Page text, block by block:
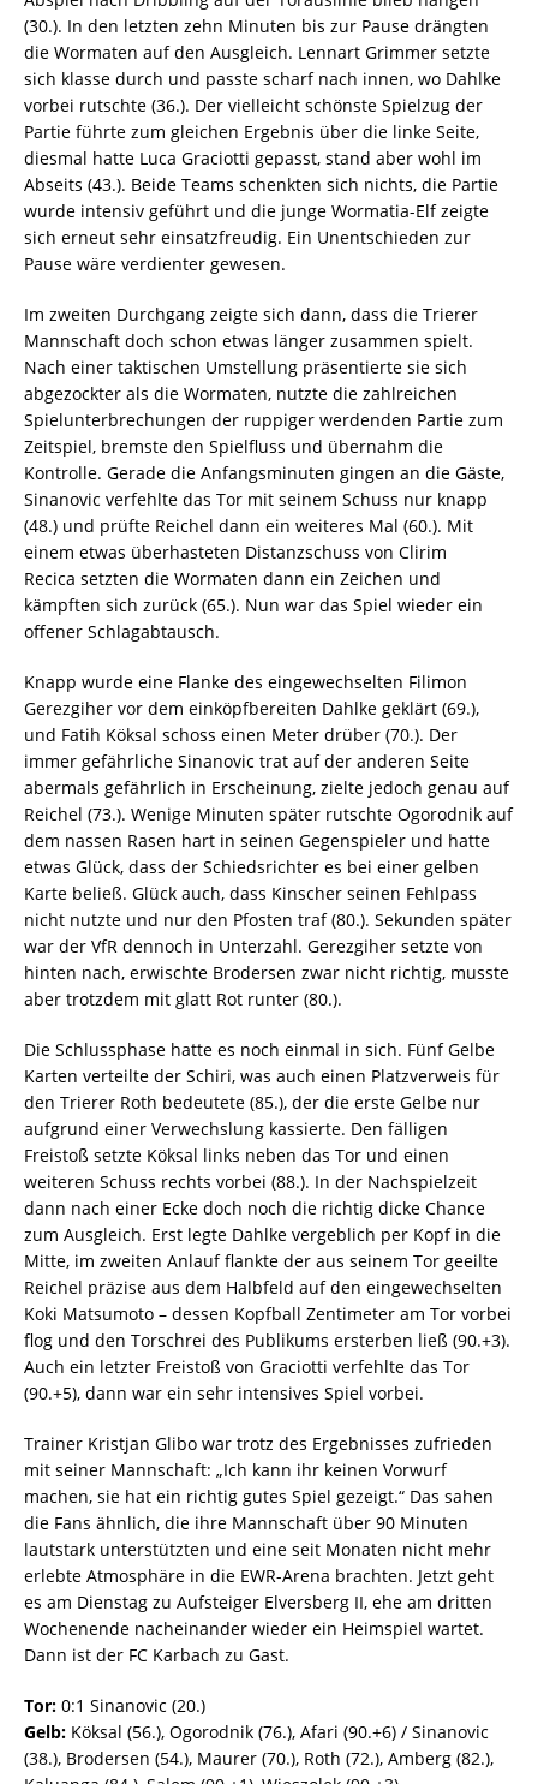
(30.). In den letzten zehn Minuten bis zur Pause drängten
die Wormaten auf den Ausgleich. Lennart Grimmer setzte
sich klasse durch und passte scharf nach innen, wo Dahlke
vorbei rutschte (36.). Der vielleicht schönste Spielzug der
Partie führte zum gleichen Ergebnis über die linke Seite,
diesmal hatte Luca Graciotti gepasst, stand aber wohl im
Abseits (43.). Beide Teams schenkten sich nichts, die Partie
wurde intensiv geführt und die junge Wormatia-Elf zeigte
sich erneut sehr einsatzfreudig. Ein Unentschieden zur
Pause wäre verdienter gewesen.
Im zweiten Durchgang zeigte sich dann, dass die Trierer
Mannschaft doch schon etwas länger zusammen spielt.
Nach einer taktischen Umstellung präsentierte sie sich
abgezockter als die Wormaten, nutzte die zahlreichen
Spielunterbrechungen der ruppiger werdenden Partie zum
Zeitspiel, bremste den Spielfluss und übernahm die
Kontrolle. Gerade die Anfangsminuten gingen an die Gäste,
Sinanovic verfehlte das Tor mit seinem Schuss nur knapp
(48.) und prüfte Reichel dann ein weiteres Mal (60.). Mit
einem etwas überhasteten Distanzschuss von Clirim
Recica setzten die Wormaten dann ein Zeichen und
kämpften sich zurück (65.). Nun war das Spiel wieder ein
offener Schlagabtausch.
Knapp wurde eine Flanke des eingewechselten Filimon
Gerezgiher vor dem einköpfbereiten Dahlke geklärt (69.),
und Fatih Köksal schoss einen Meter drüber (70.). Der
immer gefährliche Sinanovic trat auf der anderen Seite
abermals gefährlich in Erscheinung, zielte jedoch genau auf
Reichel (73.). Wenige Minuten später rutschte Ogorodnik auf
dem nassen Rasen hart in seinen Gegenspieler und hatte
etwas Glück, dass der Schiedsrichter es bei einer gelben
Karte beließ. Glück auch, dass Kinscher seinen Fehlpass
nicht nutzte und nur den Pfosten traf (80.). Sekunden später
war der VfR dennoch in Unterzahl. Gerezgiher setzte von
hinten nach, erwischte Brodersen zwar nicht richtig, musste
aber trotzdem mit glatt Rot runter (80.).
Die Schlussphase hatte es noch einmal in sich. Fünf Gelbe
Karten verteilte der Schiri, was auch einen Platzverweis für
den Trierer Roth bedeutete (85.), der die erste Gelbe nur
aufgrund einer Verwechslung kassierte. Den fälligen
Freistoß setzte Köksal links neben das Tor und einen
weiteren Schuss rechts vorbei (88.). In der Nachspielzeit
dann nach einer Ecke doch noch die richtig dicke Chance
zum Ausgleich. Erst legte Dahlke vergeblich per Kopf in die
Mitte, im zweiten Anlauf flankte der aus seinem Tor geeilte
Reichel präzise aus dem Halbfeld auf den eingewechselten
Koki Matsumoto – dessen Kopfball Zentimeter am Tor vorbei
flog und den Torschrei des Publikums ersterben ließ (90.+3).
Auch ein letzter Freistoß von Graciotti verfehlte das Tor
(90.+5), dann war ein sehr intensives Spiel vorbei.
Trainer Kristjan Glibo war trotz des Ergebnisses zufrieden
mit seiner Mannschaft: „Ich kann ihr keinen Vorwurf
machen, sie hat ein richtig gutes Spiel gezeigt.“ Das sahen
die Fans ähnlich, die ihre Mannschaft über 90 Minuten
lautstark unterstützten und eine seit Monaten nicht mehr
erlebte Atmosphäre in die EWR-Arena brachten. Jetzt geht
es am Dienstag zu Aufsteiger Elversberg II, ehe am dritten
Wochenende nacheinander wieder ein Heimspiel wartet.
Dann ist der FC Karbach zu Gast.
Tor: 0:1 Sinanovic (20.)
Gelb: Köksal (56.), Ogorodnik (76.), Afari (90.+6) / Sinanovic
(38.), Brodersen (54.), Maurer (70.), Roth (72.), Amberg (82.),